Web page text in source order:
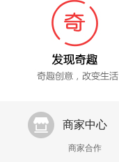
商家中心
商家合作